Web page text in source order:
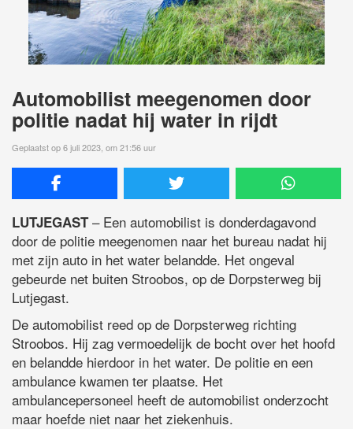
Automobilist meegenomen door
politie nadat hij water in rijdt
Geplaatst op 6 juli 2023, om 21:56 uur
LUTJEGAST– Een automobilist is donderdagavond
door de politie meegenomen naar het bureau nadat hij
met zijn auto in het water belandde. Het ongeval
gebeurde net buiten Stroobos, op de Dorpsterweg bij
Lutjegast.
De automobilist reed op de Dorpsterweg richting
Stroobos. Hij zag vermoedelijk de bocht over het hoofd
en belandde hierdoor in het water. De politie en een
ambulance kwamen ter plaatse. Het
ambulancepersoneel heeft de automobilist onderzocht
maar hoefde niet naar het ziekenhuis.